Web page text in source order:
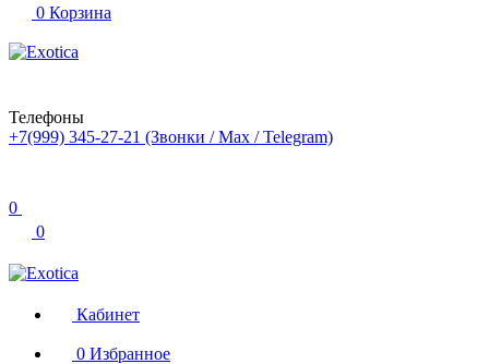
0 Корзина
Телефоны
+7(999) 345-27-21 (Звонки / Max / Telegram)
0
0
Кабинет
0 Избранное